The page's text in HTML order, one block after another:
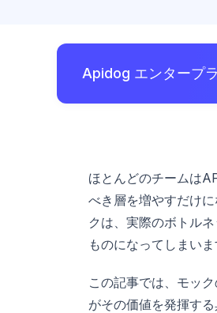
Apidog エンタープ
ほとんどのチームは
べき層を増やすだけ
クは、実際のボトル
ものになってしまいま
この記事では、モッ
がその価値を発揮す